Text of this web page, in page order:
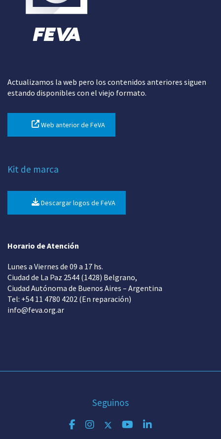
Actualizamos la web pero los contenidos anteriores siguen
estando disponibles con el viejo formato.
Web anterior de FeVA
Kit de marca
Descargar logos de FeVA
Horario de Atención
Lunes a Viernes de 09 a 17 hs.
Ciudad de La Paz 2544 (1428) Belgrano,
Ciudad Autónoma de Buenos Aires – Argentina
Tel: +54 11 4780 4202 (En reparación)
info@feva.org.ar
Seguinos